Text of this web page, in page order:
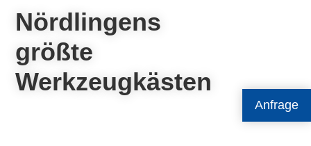
Anfrage
Nördlingens
größte
Werkzeugkästen